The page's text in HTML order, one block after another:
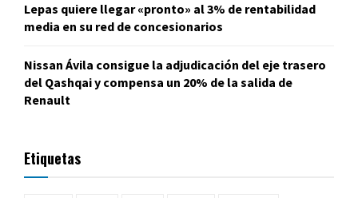
Lepas quiere llegar «pronto» al 3% de rentabilidad
media en su red de concesionarios
Nissan Ávila consigue la adjudicación del eje trasero
del Qashqai y compensa un 20% de la salida de
Renault
Etiquetas